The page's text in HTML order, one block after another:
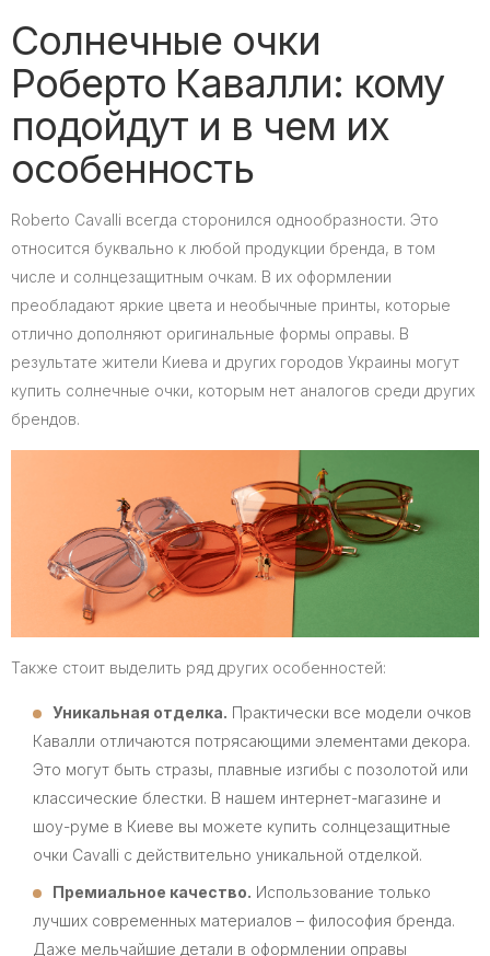
Солнечные очки
Роберто Кавалли: кому
подойдут и в чем их
особенность
Roberto Cavalli всегда сторонился однообразности. Это
относится буквально к любой продукции бренда, в том
числе и солнцезащитным очкам. В их оформлении
преобладают яркие цвета и необычные принты, которые
отлично дополняют оригинальные формы оправы. В
результате жители Киева и других городов Украины могут
купить солнечные очки, которым нет аналогов среди других
брендов.
Также стоит выделить ряд других особенностей:
Уникальная отделка. Практически все модели очков
Кавалли отличаются потрясающими элементами декора.
Это могут быть стразы, плавные изгибы с позолотой или
классические блестки. В нашем интернет-магазине и
шоу-руме в Киеве вы можете купить солнцезащитные
очки Cavalli с действительно уникальной отделкой.
Премиальное качество. Использование только
лучших современных материалов – философия бренда.
Даже мельчайшие детали в оформлении оправы